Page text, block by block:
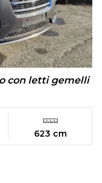
con letti gemelli
623 cm